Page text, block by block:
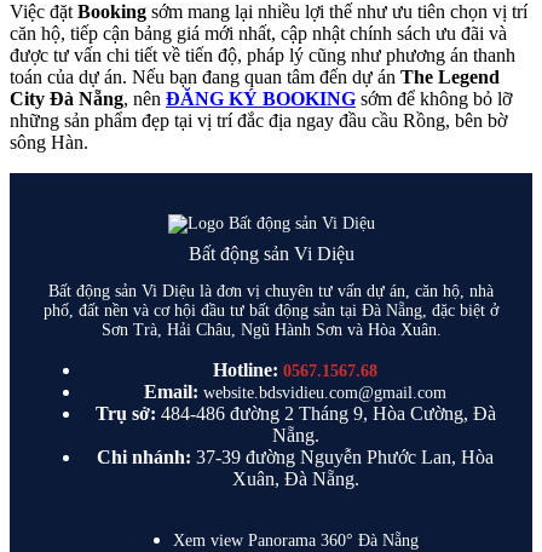
Việc đặt Booking sớm mang lại nhiều lợi thế như ưu tiên chọn vị trí
căn hộ, tiếp cận bảng giá mới nhất, cập nhật chính sách ưu đãi và
được tư vấn chi tiết về tiến độ, pháp lý cũng như phương án thanh
toán của dự án. Nếu bạn đang quan tâm đến dự án The Legend
City Đà Nẵng, nên ĐĂNG KÝ BOOKING sớm để không bỏ lỡ
những sản phẩm đẹp tại vị trí đắc địa ngay đầu cầu Rồng, bên bờ
sông Hàn.
Bất động sản Vi Diệu
Bất động sản Vi Diệu là đơn vị chuyên tư vấn dự án, căn hộ, nhà
phố, đất nền và cơ hội đầu tư bất động sản tại Đà Nẵng, đặc biệt ở
Sơn Trà, Hải Châu, Ngũ Hành Sơn và Hòa Xuân.
Hotline: 0567.1567.68
Email: website.bdsvidieu.com@gmail.com
Trụ sở: 484-486 đường 2 Tháng 9, Hòa Cường, Đà
Nẵng.
Chi nhánh: 37-39 đường Nguyễn Phước Lan, Hòa
Xuân, Đà Nẵng.
Xem view Panorama 360° Đà Nẵng